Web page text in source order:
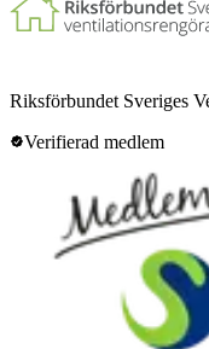
Riksförbundet Sveriges
Verifierad medlem